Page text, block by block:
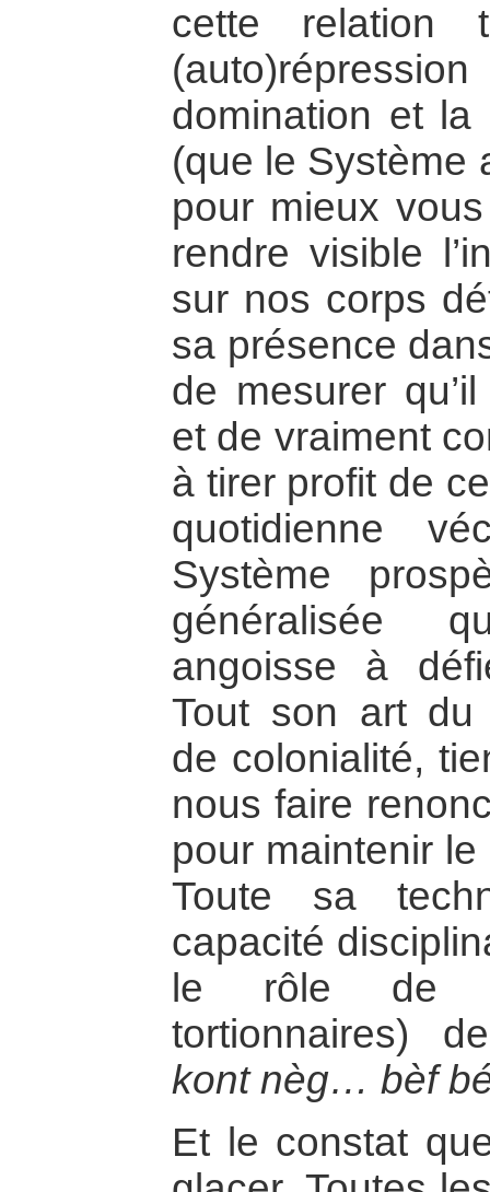
cette relation
domination et
(que le Système
pour mieux
rendre visible
sur nos corps
sa présence
de mesurer
et de vraiment
à tirer profit de
quotidienne
Système
généralisée
angoisse à
Tout son art du
de colonialité,
nous faire
pour maintenir
Toute sa
capacité
le rôle de
tortionnaires)
kont nèg… bèf
Et le constat